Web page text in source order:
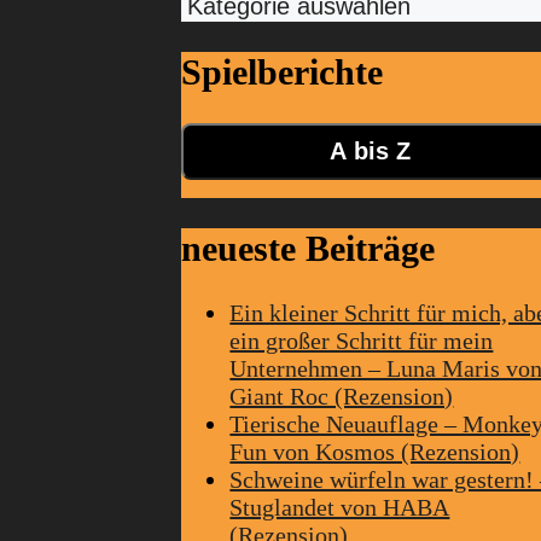
Spielberichte
A bis Z
neueste Beiträge
Ein kleiner Schritt für mich,
ein großer Schritt für mein
Unternehmen – Luna Maris von
Giant Roc (Rezension)
Tierische Neuauflage –
Fun von Kosmos (Rezension)
Schweine würfeln war gestern!
Stuglandet von HABA
(Rezension)